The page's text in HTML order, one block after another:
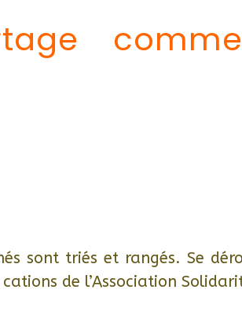
sont triés et rangés. Se
de l’Association